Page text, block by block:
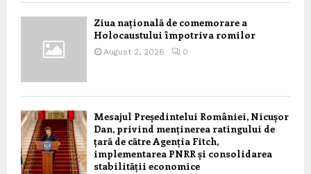
Ziua națională de comemorare a
Holocaustului împotriva romilor
August 2, 2026 0
Mesajul Președintelui României, Nicușor
Dan, privind menținerea ratingului de
țară de către Agenția Fitch,
implementarea PNRR și consolidarea
stabilității economice